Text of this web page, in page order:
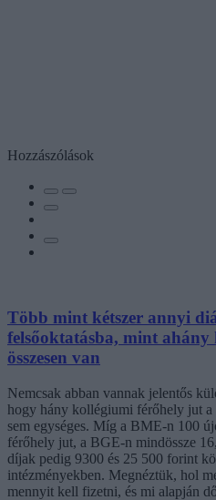
Hozzászólások
Több mint kétszer annyi
felsőoktatásba, mint
összesen van
Nemcsak abban vannak jelentős
hogy hány kollégiumi férőhely jut a
sem egységes. Míg a BME-n 100
férőhely jut, a BGE-n mindössze
díjak pedig 9300 és 25 500 forint
intézményekben. Megnéztük, hol
mennyit kell fizetni, és mi alapján